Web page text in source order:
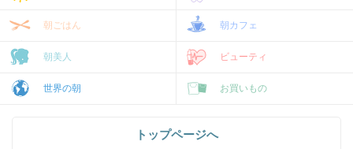
朝ごはん 朝カフェ
朝美人 ビューティ
世界の朝 お買いもの
トップページへ